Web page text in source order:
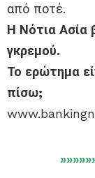
από ποτέ.
Η Νότια Ασία
γκρεμού.
Το ερώτημα
πίσω;